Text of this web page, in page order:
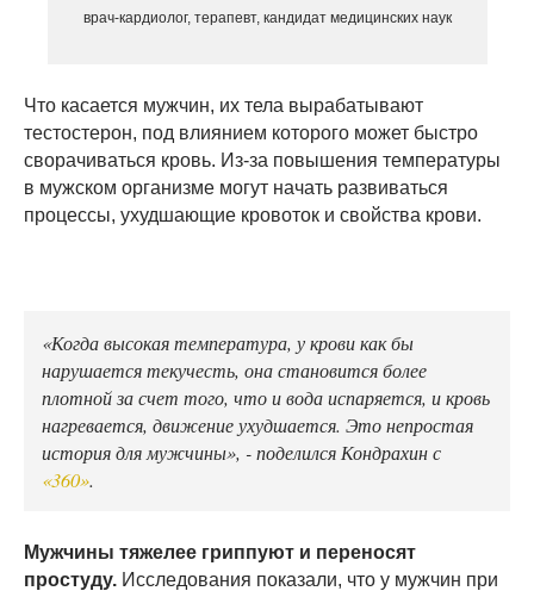
врач-кардиолог, терапевт, кандидат медицинских наук
Что касается мужчин, их тела вырабатывают
тестостерон, под влиянием которого может быстро
сворачиваться кровь. Из-за повышения температуры
в мужском организме могут начать развиваться
процессы, ухудшающие кровоток и свойства крови.
«Когда высокая температура, у крови как бы
нарушается текучесть, она становится более
плотной за счет того, что и вода испаряется, и кровь
нагревается, движение ухудшается. Это непростая
история для мужчины», - поделился Кондрахин с
«360».
Мужчины тяжелее гриппуют и переносят
простуду. Исследования показали, что у мужчин при